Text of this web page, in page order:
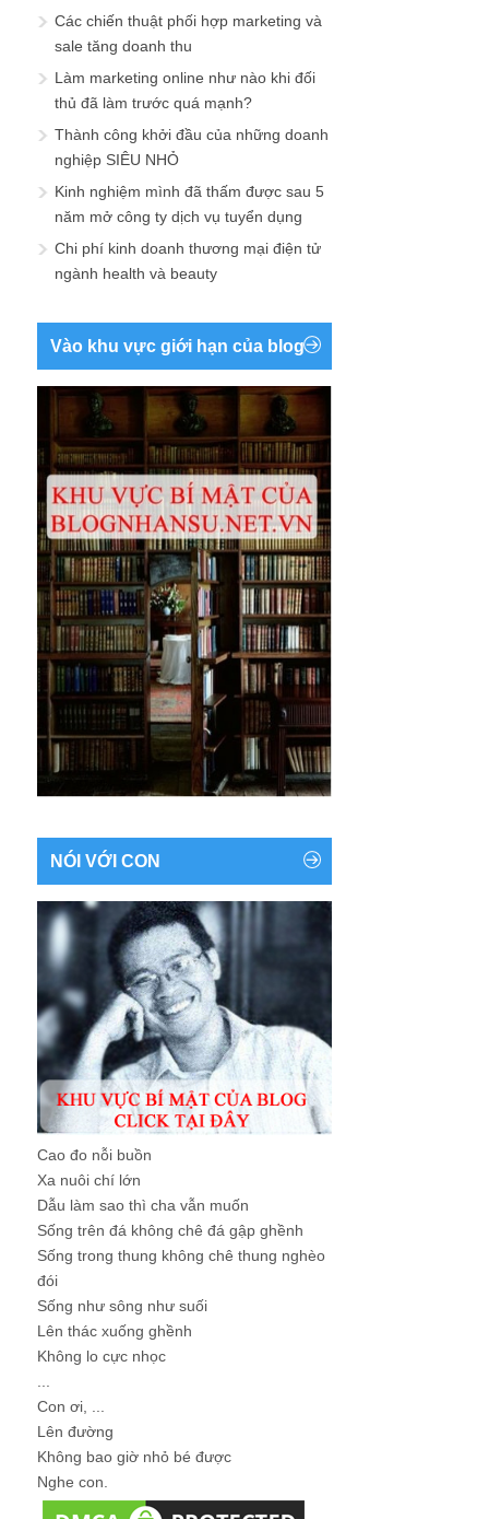
Các chiến thuật phối hợp marketing và
sale tăng doanh thu
Làm marketing online như nào khi đối
thủ đã làm trước quá mạnh?
Thành công khởi đầu của những doanh
nghiệp SIÊU NHỎ
Kinh nghiệm mình đã thấm được sau 5
năm mở công ty dịch vụ tuyển dụng
Chi phí kinh doanh thương mại điện tử
ngành health và beauty
Vào khu vực giới hạn của blog
NÓI VỚI CON
Cao đo nỗi buồn
Xa nuôi chí lớn
Dẫu làm sao thì cha vẫn muốn
Sống trên đá không chê đá gập ghềnh
Sống trong thung không chê thung nghèo
đói
Sống như sông như suối
Lên thác xuống ghềnh
Không lo cực nhọc
Con ơi, ...
Lên đường
Không bao giờ nhỏ bé được
Nghe con.